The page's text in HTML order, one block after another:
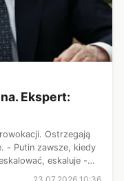
Ekspert:
Ostrzegają
- Putin zawsze, kiedy
eskaluje -